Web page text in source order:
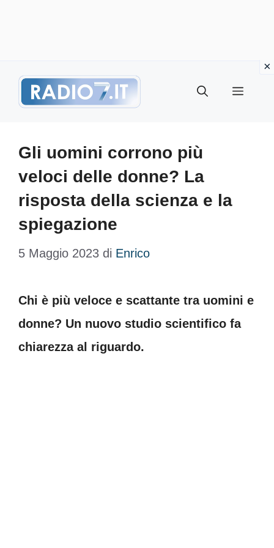
Menu
Gli uomini corrono più
veloci delle donne? La
risposta della scienza e la
spiegazione
5 Maggio 2023 di Enrico
Chi è più veloce e scattante tra uomini e
donne? Un nuovo studio scientifico fa
chiarezza al riguardo.